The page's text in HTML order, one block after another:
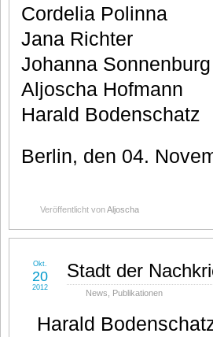
Cordelia Polinna
Jana Richter
Johanna Sonnenburg
Aljoscha Hofmann
Harald Bodenschatz
Berlin, den 04.
Veröffentlicht vonAljoscha
Stadt der
News, Publikationen
Okt.
20
2012
Harald